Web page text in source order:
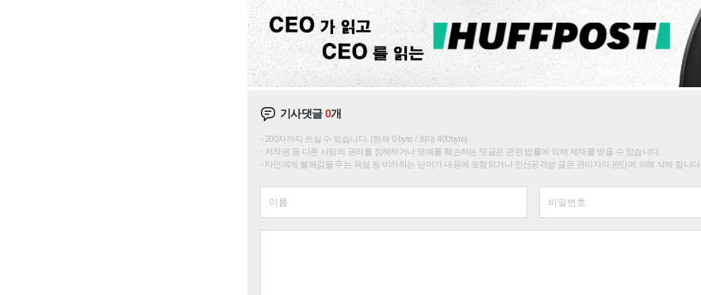
기사댓글0개
200자까지 쓰실 수 있습니다. (현재 0 byte / 최대 400byte)
저작권 등 다른 사람의 권리를 침해하거나 명예를 훼손하는 댓글은 관련 법률에 의해 제재를 받을 수 있습니다.
타인에게 불쾌감을 주는 욕설 등 비하하는 단어가 내용에 포함되거나 인신공격성 글은 관리자의 판단에 의해 삭제 합니다.